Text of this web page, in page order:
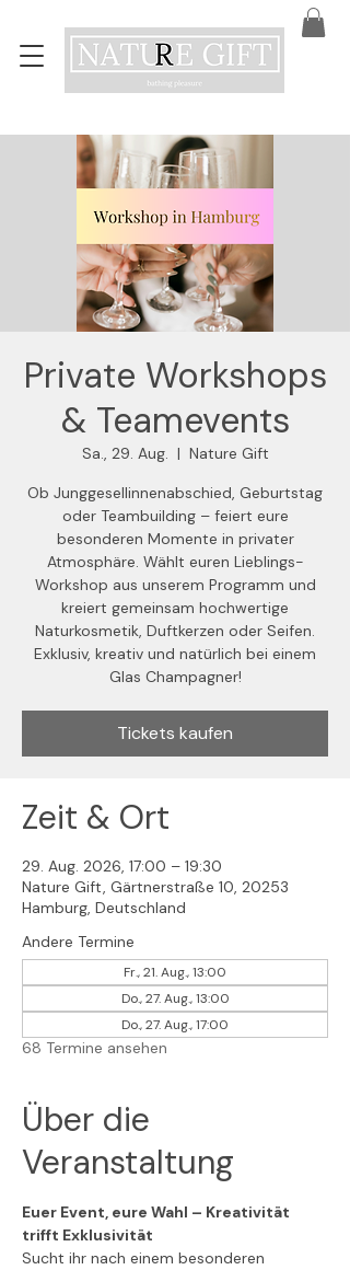
Private Workshops
& Teamevents
Sa., 29. Aug.
  |
Nature Gift
Ob Junggesellinnenabschied, Geburtstag
oder Teambuilding – feiert eure
besonderen Momente in privater
Atmosphäre. Wählt euren Lieblings-
Workshop aus unserem Programm und
kreiert gemeinsam hochwertige
Naturkosmetik, Duftkerzen oder Seifen.
Exklusiv, kreativ und natürlich bei einem
Glas Champagner!
Tickets kaufen
Zeit & Ort
29. Aug. 2026, 17:00 – 19:30
Nature Gift, Gärtnerstraße 10, 20253
Hamburg, Deutschland
Andere Termine
Fr., 21. Aug., 13:00
Do., 27. Aug., 13:00
Do., 27. Aug., 17:00
68 Termine ansehen
Über die
Veranstaltung
Euer Event, eure Wahl – Kreativität
trifft Exklusivität
Sucht ihr nach einem besonderen